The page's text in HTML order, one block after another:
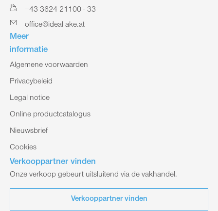
+43 3624 21100 - 33
office@ideal-ake.at
Meer
informatie
Algemene voorwaarden
Privacybeleid
Legal notice
Online productcatalogus
Nieuwsbrief
Cookies
Verkooppartner vinden
Onze verkoop gebeurt uitsluitend via de vakhandel.
Verkooppartner vinden